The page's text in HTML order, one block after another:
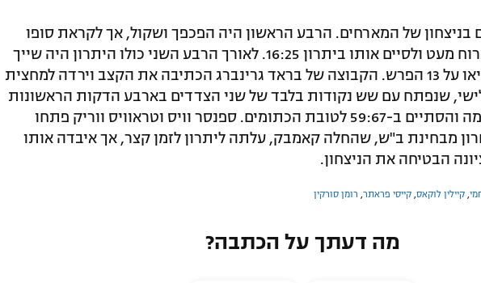
של המארחים. הרבע הראשון היה הפכפך ושקול, אך לקראת סופו
הכתומים הצליחו לברוח מעט ולסיים אותו ביתרון 16:25. לאורך הרבע השני כולו היתרון היה שייך
לנס ציונה, ועמד בשיאו על 13 הפרש. הקבוצה של בראד גרינברג הכתיבה את הקצב וירדה למחצית
השלישי, שנפתח עם שש נקודות בלבד של שני הצדדים בארבע הדקות הראשונות
שלו, נמשך בקצב דומה והסתיים ב-59:67 לטובת הכתומים. ספנסר וויס וטראוויס ווריק פתחו
מבחינת ב"ש, שהחלה קאמבק, עלתה ליתרון לזמן קצר, אך איבדה אותו
הבטיחה את הניצחון.
קיילין לוקאס קייסי פראתר רומן סורקין
מה דעתך על הכתבה?